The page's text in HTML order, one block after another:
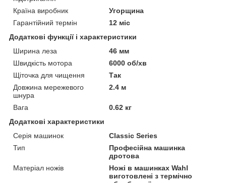
Країна виробник
Угорщина
Гарантійний термін
12 міс
Додаткові функції і характеристики
Ширина леза
46 мм
Швидкість мотора
6000 об/хв
Щіточка для чищення
Так
Довжина мережевого
шнура
2.4 м
Вага
0.62 кг
Додаткові характеристики
Серія машинок
Classic Series
Тип
Професійна машинка
дротова
Матеріал ножів
Ножі в машинках Wahl
виготовлені з термічно